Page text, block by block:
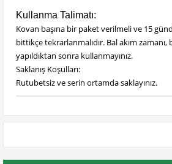
Kullanma Talimatı:
Kovan başına bir paket verilmeli ve 15
bittikçe tekrarlanmalıdır. Bal akım zamanı,
yapıldıktan sonra kullanmayınız.
Saklanış Koşulları:
Rutubetsiz ve serin ortamda saklayınız.